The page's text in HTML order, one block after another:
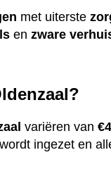
met uiterste
enzware
variëren van
wordt ingezet en